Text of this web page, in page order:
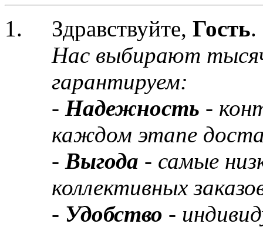
Здравствуйте, Гость.
Нас выбирают
гарантируем:
- Надежность -
каждом этапе
- Выгода - самые
коллективных
- Удобство -